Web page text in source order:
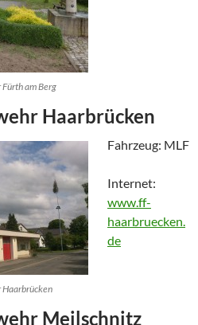
am Berg
Haarbrücken
Fahrzeug: MLF
Internet:
www.ff-
haarbruecken.
de
Meilschnitz